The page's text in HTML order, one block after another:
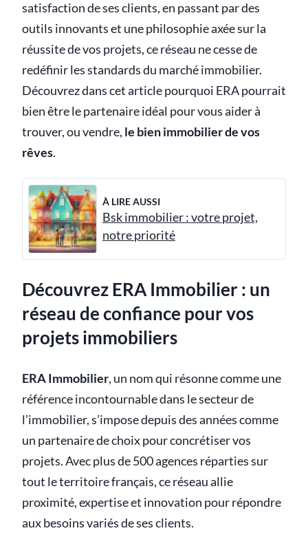
satisfaction de ses clients, en passant par des
outils innovants et une philosophie axée sur la
réussite de vos projets, ce réseau ne cesse de
redéfinir les standards du marché immobilier.
Découvrez dans cet article pourquoi ERA pourrait
bien être le partenaire idéal pour vous aider à
trouver, ou vendre, le bien immobilier de vos
rêves.
À LIRE AUSSI
Bsk immobilier : votre projet,
notre priorité
Découvrez ERA Immobilier : un
réseau de confiance pour vos
projets immobiliers
ERA Immobilier, un nom qui résonne comme une
référence incontournable dans le secteur de
l’immobilier, s’impose depuis des années comme
un partenaire de choix pour concrétiser vos
projets. Avec plus de 500 agences réparties sur
tout le territoire français, ce réseau allie
proximité, expertise et innovation pour répondre
aux besoins variés de ses clients.